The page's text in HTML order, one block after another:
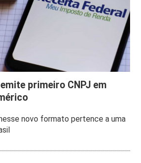
primeiro CNPJ em
novo formato pertence a uma